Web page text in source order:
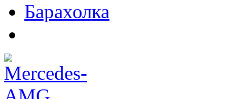
Барахолка